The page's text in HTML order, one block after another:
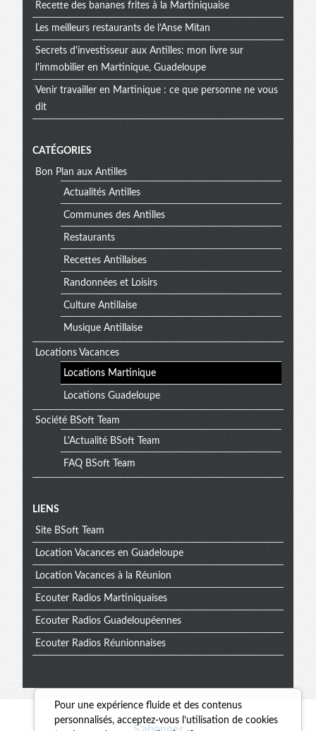
Recette des bananes frites à la Martiniquaise
Les meilleurs restaurants de l’Anse Mitan
Secrets d'investisseur aux Antilles: mon livre sur
l'immobilier en Martinique, Guadeloupe
Venir travailler en Martinique : ce que personne ne vous
dit
CATÉGORIES
Bon Plan aux Antilles
Actualités Antilles
Communes des Antilles
Restaurants
Recettes Antillaises
Randonnées et Loisirs
Culture Antillaise
Musique Antillaise
Locations Vacances
Locations Martinique
Locations Guadeloupe
Société BSoft Team
L'Actualité BSoft Team
FAQ BSoft Team
Menu
extra
LIENS
Site BSoft Team
Location Vacances en Guadeloupe
Location Vacances à la Réunion
Ecouter Radios Martiniquaises
Ecouter Radios Guadeloupéennes
Ecouter Radios Réunionnaises
Pour une expérience fluide et des contenus
personnalisés, acceptez-vous l’utilisation de cookies